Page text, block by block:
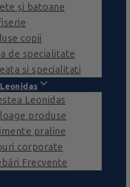
și batoane
copii
de specialitate
si specialitati
Leonidas
produse
praline
corporate
Frecvente